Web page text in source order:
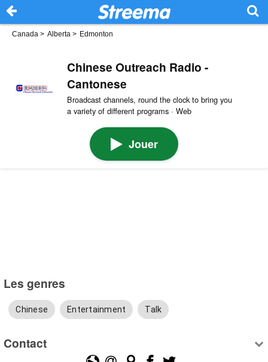
Canada > Alberta > Edmonton
Chinese Outreach Radio -
Cantonese
Broadcast channels, round the clock to bring you
a variety of different programs · Web
Jouer
Les genres
Chinese Entertainment Talk
Contact